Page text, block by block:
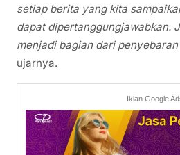
setiap berita yang kita
dapat dipertanggungjawabkan.
menjadi bagian dari
ujarnya.
Iklan Google